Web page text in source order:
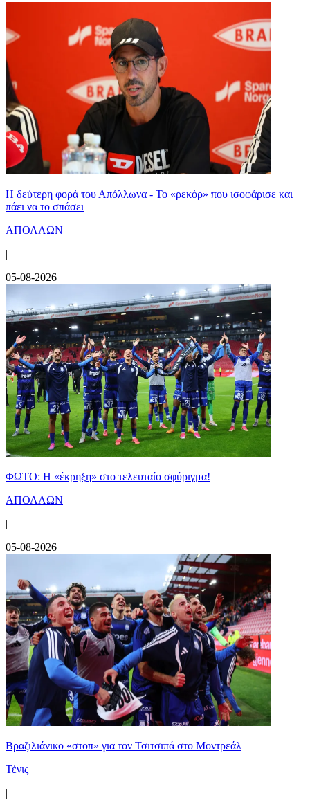
Η δεύτερη φορά του Απόλλωνα - Το «ρεκόρ» που ισοφάρισε και
πάει να το σπάσει
ΑΠΟΛΛΩΝ
|
05-08-2026
ΦΩΤΟ: Η «έκρηξη» στο τελευταίο σφύριγμα!
ΑΠΟΛΛΩΝ
|
05-08-2026
Βραζιλιάνικο «στοπ» για τον Τσιτσιπά στο Μοντρεάλ
Τένις
|